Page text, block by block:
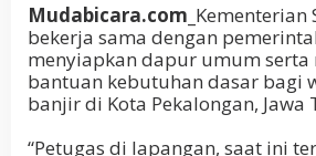
Mudabicara.com_ Kementerian
bekerja sama dengan
menyiapkan dapur umum serta
bantuan kebutuhan dasar bagi
banjir di Kota Pekalongan, Jawa
“Petugas di lapangan, saat ini